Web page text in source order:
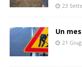
23
Un
21